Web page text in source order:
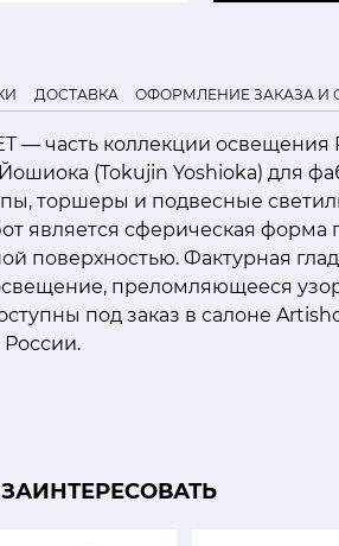
ДОСТАВКА ОФОРМЛЕНИЕ ЗАКАЗА И
— часть коллекции освещения
(Tokujin Yoshioka) для
торшеры и подвесные
является сферическая форма
поверхностью. Фактурная
преломляющееся
под заказ в салоне
России.